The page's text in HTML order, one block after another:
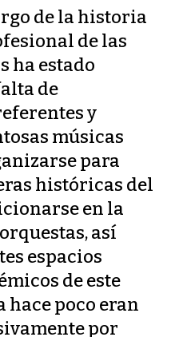
de la historia
de las
ha estado
de
y
músicas
para
históricas del
en la
así
espacios
de este
hace poco eran
por